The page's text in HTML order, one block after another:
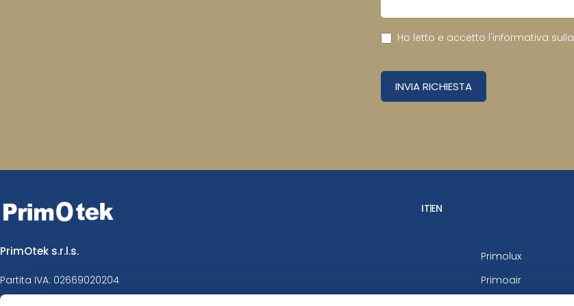
Ho letto e accetto l'informativa sulla
INVIA RICHIESTA
ITEN
PrimOtek s.r.l.s.
Partita IVA: 02669020204
Primolux
Primoair